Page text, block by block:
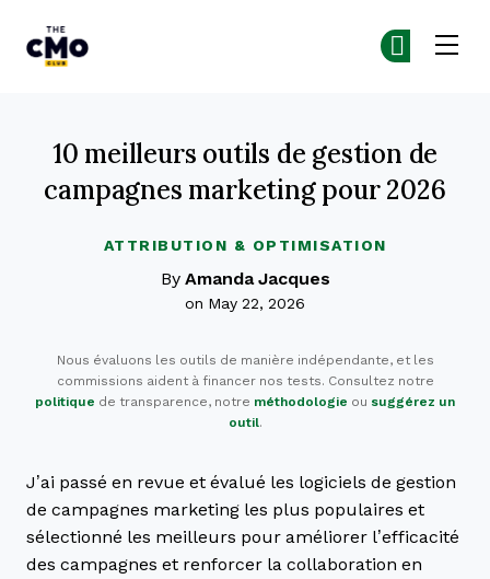
ATTRIBUTION & OPTIMISATION
10 meilleurs outils de gestion de
campagnes marketing pour 2026
By Amanda Jacques
on May 22, 2026
Nous évaluons les outils de manière indépendante, et les
commissions aident à financer nos tests. Consultez notre
politique de transparence, notre méthodologie ou suggérez un
outil.
J’ai passé en revue et évalué les logiciels de gestion
de campagnes marketing les plus populaires et
sélectionné les meilleurs pour améliorer l’efficacité
des campagnes et renforcer la collaboration en